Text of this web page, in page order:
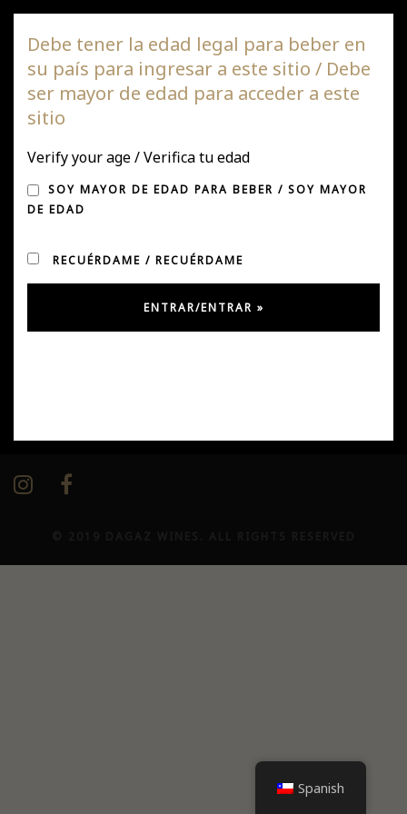
Viña DAGAZ
Nuestras redes / Our social media
Spanish
Debe tener la edad legal para beber en
su país para ingresar a este sitio / Debe
ser mayor de edad para acceder a este
sitio
Verify your age / Verifica tu edad
SOY MAYOR DE EDAD PARA BEBER / SOY MAYOR
DE EDAD
RECUÉRDAME / RECUÉRDAME